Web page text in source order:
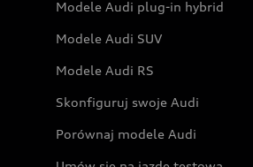
Modele Audi plug-in hybrid
Modele Audi SUV
Modele Audi RS
Skonfiguruj swoje Audi
Porównaj modele Audi